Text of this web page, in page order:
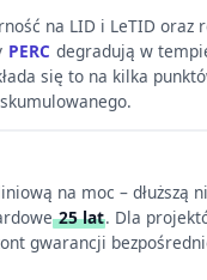
na LID i LeTID oraz
PERC degradują w
się to na kilka
na moc – dłuższą
25 lat. Dla
gwarancji